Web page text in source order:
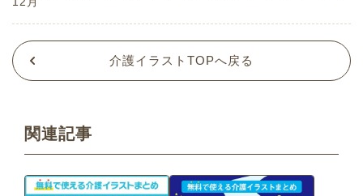
介護イラストTOPへ戻る
関連記事